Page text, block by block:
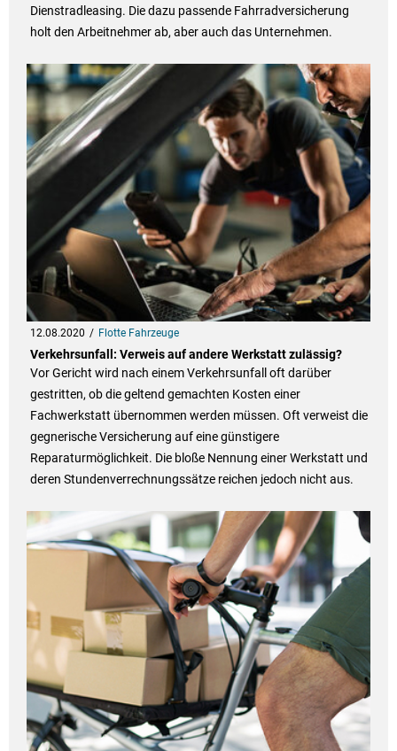
Dienstradleasing. Die dazu passende Fahrradversicherung
holt den Arbeitnehmer ab, aber auch das Unternehmen.
12.08.2020 Flotte Fahrzeuge
Verkehrsunfall: Verweis auf andere Werkstatt zulässig?
Vor Gericht wird nach einem Verkehrsunfall oft darüber
gestritten, ob die geltend gemachten Kosten einer
Fachwerkstatt übernommen werden müssen. Oft verweist die
gegnerische Versicherung auf eine günstigere
Reparaturmöglichkeit. Die bloße Nennung einer Werkstatt und
deren Stundenverrechnungssätze reichen jedoch nicht aus.